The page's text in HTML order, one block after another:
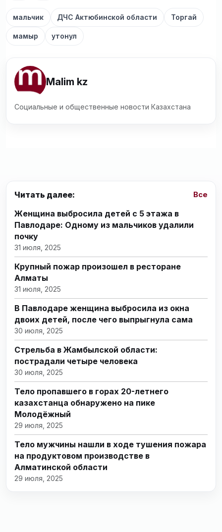
мальчик ДЧС Актюбинской области Торгай
мамыр утонул
Malim kz
Социальные и общественные новости Казахстана
Читать далее: Все
Женщина выбросила детей с 5 этажа в
Павлодаре: Одному из мальчиков удалили
почку
31 июля, 2025
Крупный пожар произошел в ресторане
Алматы
31 июля, 2025
В Павлодаре женщина выбросила из окна
двоих детей, после чего выпрыгнула сама
30 июля, 2025
Стрельба в Жамбылской области:
пострадали четыре человека
30 июля, 2025
Тело пропавшего в горах 20-летнего
казахстанца обнаружено на пике
Молодёжный
29 июля, 2025
Тело мужчины нашли в ходе тушения пожара
на продуктовом производстве в
Алматинской области
29 июля, 2025